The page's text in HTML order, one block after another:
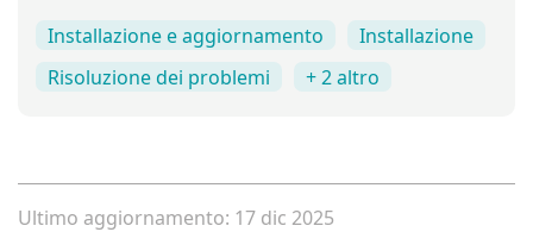
Installazione e aggiornamento
Installazione
Risoluzione dei problemi
+ 2 altro
Ultimo aggiornamento: 17 dic 2025